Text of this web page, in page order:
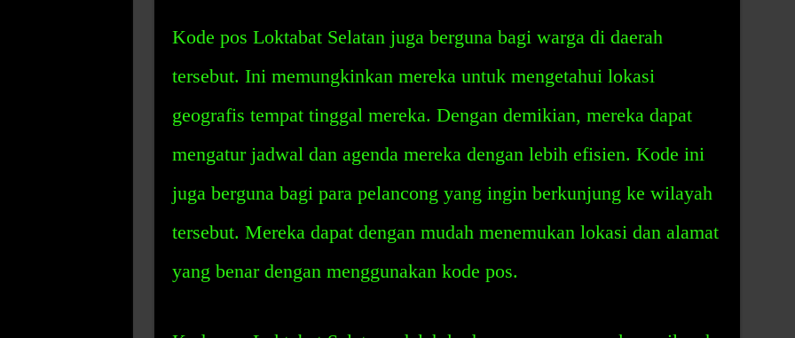
Kode pos Loktabat Selatan juga berguna bagi warga di daerah
tersebut. Ini memungkinkan mereka untuk mengetahui lokasi
geografis tempat tinggal mereka. Dengan demikian, mereka dapat
mengatur jadwal dan agenda mereka dengan lebih efisien. Kode ini
juga berguna bagi para pelancong yang ingin berkunjung ke wilayah
tersebut. Mereka dapat dengan mudah menemukan lokasi dan alamat
yang benar dengan menggunakan kode pos.